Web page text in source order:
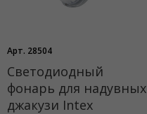
Арт. 28504
Светодиодный
фонарь для надувных
джакузи Intex